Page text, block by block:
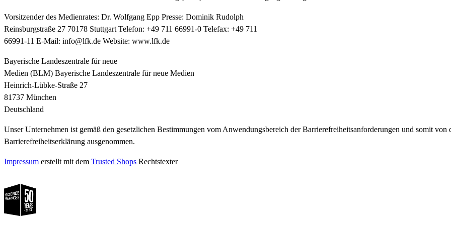
Vorsitzender des Medienrates: Dr. Wolfgang Epp Presse: Dominik Rudolph
Reinsburgstraße 27 70178 Stuttgart Telefon: +49 711 66991-0 Telefax: +49 711
66991-11 E-Mail: info@lfk.de Website: www.lfk.de
Bayerische Landeszentrale für neue
Medien (BLM) Bayerische Landeszentrale für neue Medien
Heinrich-Lübke-Straße 27
81737 München
Deutschland
Unser Unternehmen ist gemäß den gesetzlichen Bestimmungen vom Anwendungsbereich der Barrierefreiheitsanforderungen und somit
Barrierefreiheitserklärung ausgenommen.
Impressum erstellt mit dem Trusted Shops Rechtstexter